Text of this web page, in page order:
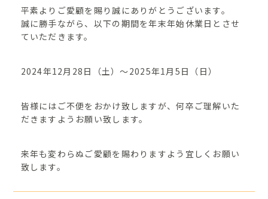
平素よりご愛顧を賜り誠にありがとうございます。
誠に勝手ながら、以下の期間を年末年始休業日とさせ
ていただきます。
2024年12月28日（土）～2025年1月5日（日）
皆様にはご不便をおかけ致しますが、何卒ご理解いた
だきますようお願い致します。
来年も変わらぬご愛顧を賜わりますよう宜しくお願い
致します。